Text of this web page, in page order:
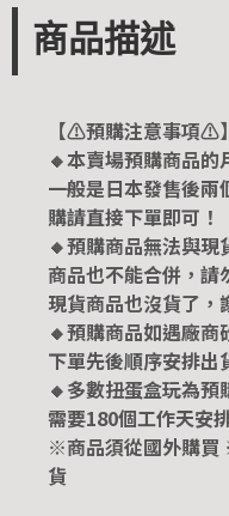
商品描述
【⚠️預購注意事項⚠️】
🔸本賣場預購商品
一般是日本發售後
購請直接下單即可！
🔸預購商品無法與
商品也不能合併，
現貨商品也沒貨了，
🔸預購商品如遇廠
下單先後順序安排出
🔸多數扭蛋盒玩為
需要180個工作天安
※商品須從國外購
貨